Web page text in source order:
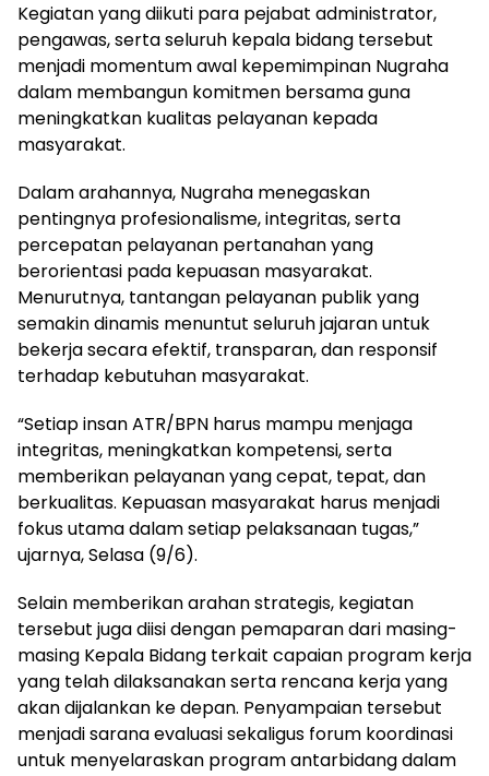
Kegiatan yang diikuti para pejabat administrator,
pengawas, serta seluruh kepala bidang tersebut
menjadi momentum awal kepemimpinan Nugraha
dalam membangun komitmen bersama guna
meningkatkan kualitas pelayanan kepada
masyarakat.
Dalam arahannya, Nugraha menegaskan
pentingnya profesionalisme, integritas, serta
percepatan pelayanan pertanahan yang
berorientasi pada kepuasan masyarakat.
Menurutnya, tantangan pelayanan publik yang
semakin dinamis menuntut seluruh jajaran untuk
bekerja secara efektif, transparan, dan responsif
terhadap kebutuhan masyarakat.
“Setiap insan ATR/BPN harus mampu menjaga
integritas, meningkatkan kompetensi, serta
memberikan pelayanan yang cepat, tepat, dan
berkualitas. Kepuasan masyarakat harus menjadi
fokus utama dalam setiap pelaksanaan tugas,”
ujarnya, Selasa (9/6).
Selain memberikan arahan strategis, kegiatan
tersebut juga diisi dengan pemaparan dari masing-
masing Kepala Bidang terkait capaian program kerja
yang telah dilaksanakan serta rencana kerja yang
akan dijalankan ke depan. Penyampaian tersebut
menjadi sarana evaluasi sekaligus forum koordinasi
untuk menyelaraskan program antarbidang dalam